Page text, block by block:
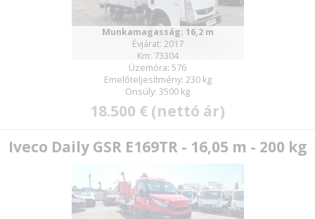
Munkamagasság: 16,2 m
Évjárat: 2017
Km: 73304
Üzemóra: 576
Emelőteljesítmény: 230 kg
Önsúly: 3500 kg
18.500 € (nettó ár)
Iveco Daily GSR E169TR - 16,05 m - 200 kg